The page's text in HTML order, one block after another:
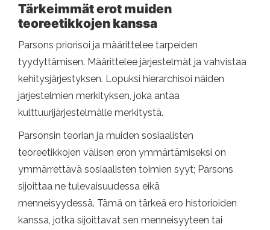
Tärkeimmät erot muiden
teoreetikkojen kanssa
Parsons priorisoi ja määrittelee tarpeiden
tyydyttämisen. Määrittelee järjestelmät ja vahvistaa
kehitysjärjestyksen. Lopuksi hierarchisoi näiden
järjestelmien merkityksen, joka antaa
kulttuurijärjestelmälle merkitystä.
Parsonsin teorian ja muiden sosiaalisten
teoreetikkojen välisen eron ymmärtämiseksi on
ymmärrettävä sosiaalisten toimien syyt; Parsons
sijoittaa ne tulevaisuudessa eikä
menneisyydessä. Tämä on tärkeä ero historioiden
kanssa, jotka sijoittavat sen menneisyyteen tai